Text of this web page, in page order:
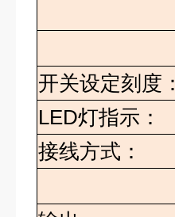
开关设定刻度：
LED灯指示：
接线方式：